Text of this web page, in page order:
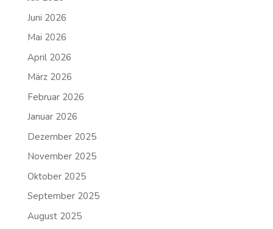
Juni 2026
Mai 2026
April 2026
März 2026
Februar 2026
Januar 2026
Dezember 2025
November 2025
Oktober 2025
September 2025
August 2025